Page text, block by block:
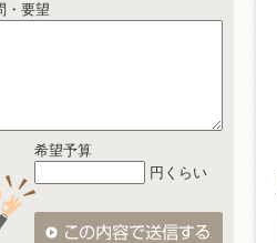
・要望
希望予算
円くらい